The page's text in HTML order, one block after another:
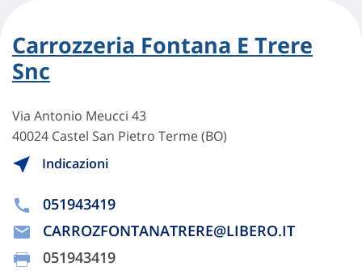
Carrozzeria Fontana E Trere
Snc
Via Antonio Meucci 43
40024 Castel San Pietro Terme (BO)
Indicazioni
051943419
CARROZFONTANATRERE@LIBERO.IT
051943419